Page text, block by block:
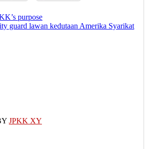
purpose
guard lawan kedutaan Amerika Syarikat
JPKK XY